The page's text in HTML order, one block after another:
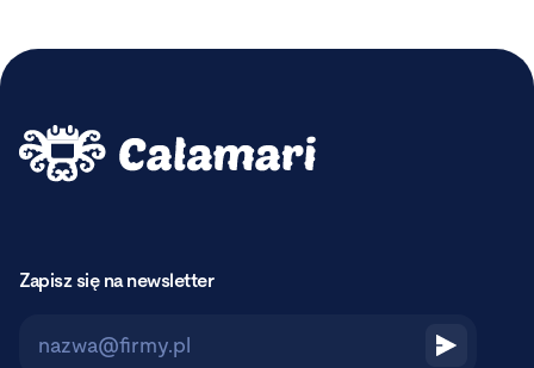
Zapisz się na newsletter